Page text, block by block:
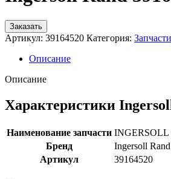
Заказать
Артикул: 39164520 Категория:
Описание
Описание
Характеристики
Наименование запчасти INGERSOLL
Бренд
Ingersoll
Артикул
39164520